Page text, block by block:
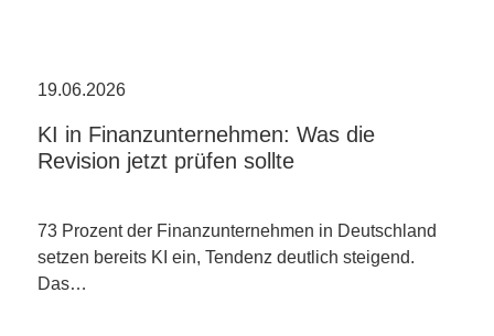
19.06.2026
KI in Finanzunternehmen: Was die
Revision jetzt prüfen sollte
73 Prozent der Finanzunternehmen in Deutschland
setzen bereits KI ein, Tendenz deutlich steigend.
Das…